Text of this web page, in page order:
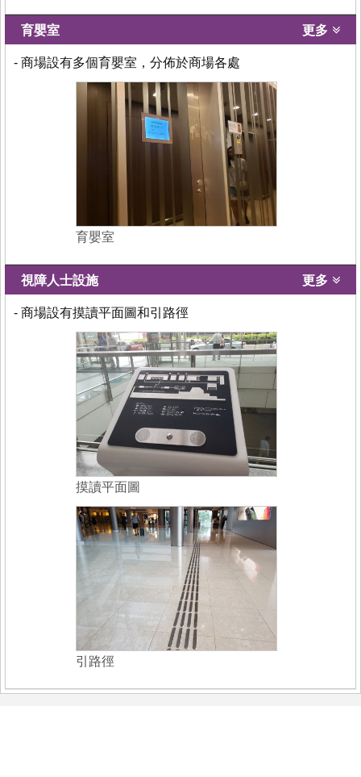
育嬰室 更多
- 商場設有多個育嬰室，分佈於商場各處
育嬰室
視障人士設施 更多
- 商場設有摸讀平面圖和引路徑
摸讀平面圖
引路徑